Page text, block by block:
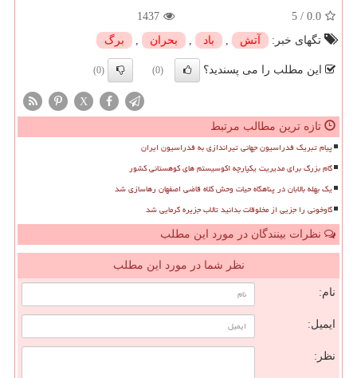
0.0
/
5
1437
تگهای خبر:
آتش , باد , بحران , برگ
این مطلب را می پسندید؟ (0)
(0)
X
تازه ترین مطالب مرتبط
پیام تبریک فدراسیون جهانی تیراندازی به فدراسیون ایران
گام بزرگ برای مدیریت یکپارچه اکوسیستم های کوهستانی کشور
یک بهله بالابان در پناهگاه حیات وحش کلاه قاضی اصفهان رهاسازی شد
گاوخونی را جزیی از مخلوقات بدانید تالاب جزیره گرمایی شد
نظرات بینندگان در مورد این مطلب
نظر شما در مورد این مطلب
نام:
ایمیل:
نظر: